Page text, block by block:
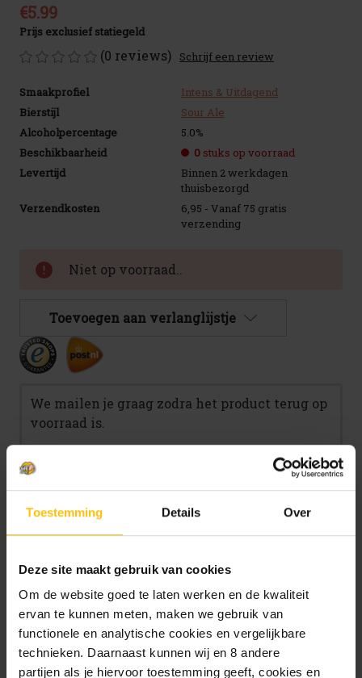
Toestemming Details Over
Deze site maakt gebruik van cookies
Om de website goed te laten werken en de kwaliteit
ervan te kunnen meten, maken we gebruik van
functionele en analytische cookies en vergelijkbare
technieken. Daarnaast kunnen wij en 8 andere
partijen als je hiervoor toestemming geeft, cookies en
€5.99
Prijs exclusief statiegeld
(0 reviews) Schrijf een review
Smaakprofiel
Intens & Uitdagend
Bierstijl
Sour Ale
Alcoholpercentage
5.0%
Beschikbaarheid
0 stuks op voorraad
Levertijd
Binnen 2 werkdagen
thuisbezorgd
Verzendkosten
6,95 - Vanaf 75 gratis
verzending
voorraad: Niet op voorraad..
Toevoegen aan verlanglijstje
We mailen je graag zodra het product terug op
voorraad is.
Mail me zodra product op voorraad is.
Beschrijving
Specificaties